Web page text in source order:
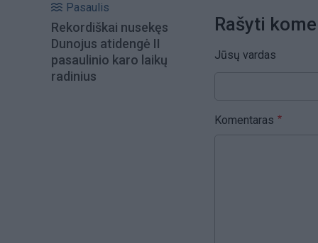
Pasaulis
Rekordiškai nusekęs
Dunojus atidengė II
pasaulinio karo laikų
radinius
Rašyti
Jūsų vardas
Komentaras